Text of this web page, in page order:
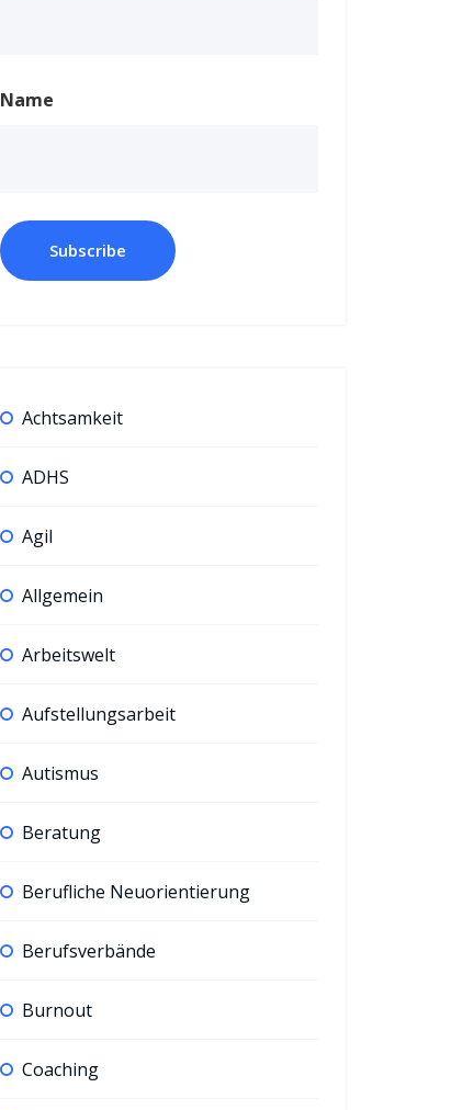
Name
Achtsamkeit
ADHS
Agil
Allgemein
Arbeitswelt
Aufstellungsarbeit
Autismus
Beratung
Berufliche Neuorientierung
Berufsverbände
Burnout
Coaching